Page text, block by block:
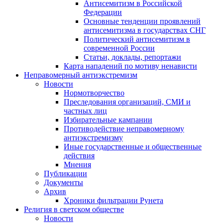
Антисемитизм в Российской
Федерации
Основные тенденции проявлений
антисемитизма в государствах СНГ
Политический антисемитизм в
современной России
Статьи, доклады, репортажи
Карта нападений по мотиву ненависти
Неправомерный антиэкстремизм
Новости
Нормотворчество
Преследования организаций, СМИ и
частных лиц
Избирательные кампании
Противодействие неправомерному
антиэкстремизму
Иные государственные и общественные
действия
Мнения
Публикации
Документы
Архив
Хроники фильтрации Рунета
Религия в светском обществе
Новости